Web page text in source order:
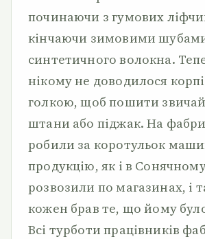
починаючи з гумових
кінчаючи зимовими
синтетичного волокна.
нікому не доводилося
голкою, щоб пошити
штани або піджак. На
робили за коротульок
продукцію, як і в Сонячному
розвозили по магазинах, і
кожен брав те, що йому
Всі турботи працівників